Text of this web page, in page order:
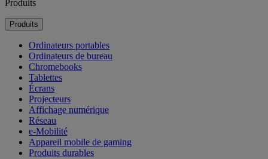
Produits
Produits
Ordinateurs portables
Ordinateurs de bureau
Chromebooks
Tablettes
Écrans
Projecteurs
Affichage numérique
Réseau
e-Mobilité
Appareil mobile de gaming
Produits durables